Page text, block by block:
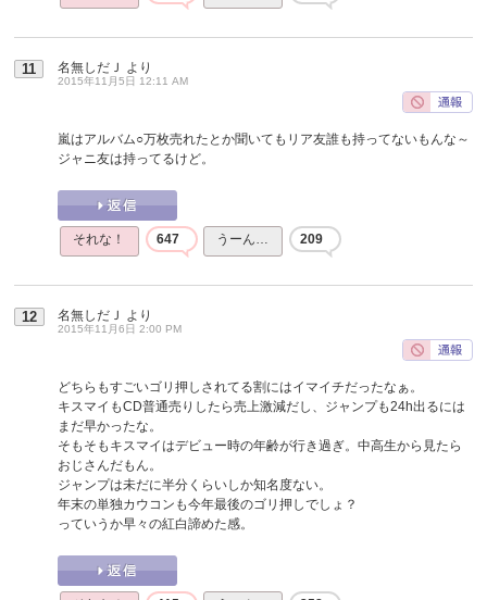
11 名無しだＪ より
2015年11月5日 12:11 AM
嵐はアルバム○万枚売れたとか聞いてもリア友誰も持ってないもんな～
ジャニ友は持ってるけど。
それな！ 647 うーん… 209
12 名無しだＪ より
2015年11月6日 2:00 PM
どちらもすごいゴリ押しされてる割にはイマイチだったなぁ。
キスマイもCD普通売りしたら売上激減だし、ジャンプも24h出るには
まだ早かったな。
そもそもキスマイはデビュー時の年齢が行き過ぎ。中高生から見たら
おじさんだもん。
ジャンプは未だに半分くらいしか知名度ない。
年末の単独カウコンも今年最後のゴリ押しでしょ？
っていうか早々の紅白諦めた感。